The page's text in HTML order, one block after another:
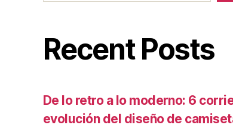
Recent Posts
De lo retro a lo moderno: 6
evolución del diseño de